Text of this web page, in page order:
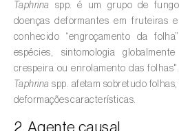
Murchidão-do-pinheiro (
xylophilus)
Oídio (Erysiphe,
Oidium, Podosphaera e
Taphrina
spp. é um grupo de
doenças deformantes em fruteiras
conhecido “engroçamento da
espécies, sintomologia
crespeira ou enrolamento das folhas
Taphrina spp. afetam sobretudo
deformações características.
2. Agente causal